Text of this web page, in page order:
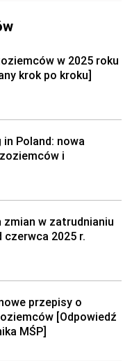
w 2025 roku
krok po kroku]
Poland: nowa
i
zmian w zatrudnianiu
2025 r.
przepisy o
[Odpowiedź
MŚP]